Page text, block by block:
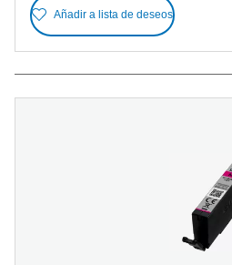
Añadir a lista de deseos